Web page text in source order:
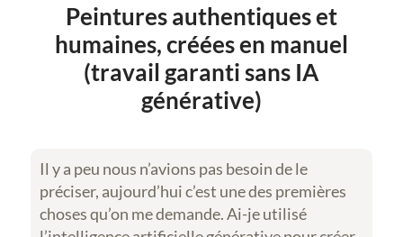
Peintures authentiques et
humaines, créées en manuel
(travail garanti sans IA
générative)
Il y a peu nous n’avions pas besoin de le
préciser, aujourd’hui c’est une des premières
choses qu’on me demande. Ai-je utilisé